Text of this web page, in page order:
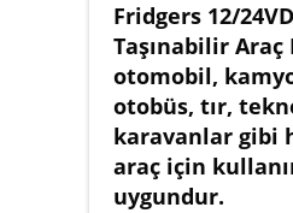
Fridgers 12/
Taşınabilir Araç
otomobil,
otobüs, tır,
karavanlar gibi
araç için
uygundur.